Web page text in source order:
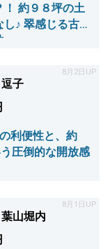
！ 約９８坪の土
♪ 翠感じる古都
8月2日UP
逗子
利便性と、約
圧倒的な開放感
8月1日UP
葉山堀内